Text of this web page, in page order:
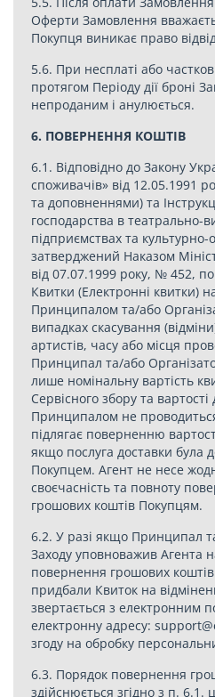
Оферти Замовлення
Покупця виникає право
5.6. При несплаті або
протягом Періоду дії броні
непроданим і анулюється.
6. ПОВЕРНЕННЯ КОШТІВ
6.1. Відповідно до Закону
споживачів» від 12.05.1991
та доповненнями) та
господарства в театрально-
підприємствах та культурно-
затверджений Наказом
від 07.07.1999 року, № 452,
Квитки (Електронні квитки)
Принципалом та/або
випадках скасування
артистів, часу або місця
Принципал та/або
лише номінальну вартість
Сервісного збору та
Принципалом не
підлягає поверненню
якщо послуга доставки була
Покупцем. Агент не несе
своєчасність та повноту
грошових коштів Покупцям.
6.2. У разі якщо Принципал
Заходу уповноважив Агента
повернення грошових
придбали Квиток на
звертається з електронним
електронну адресу:
згоду на обробку
6.3. Порядок повернення
здійснюється згідно з п. 6.1.